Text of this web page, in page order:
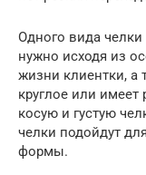
Одного вида челки
нужно исходя из
жизни клиентки, а
круглое или имеет
косую и густую
челки подойдут
формы.